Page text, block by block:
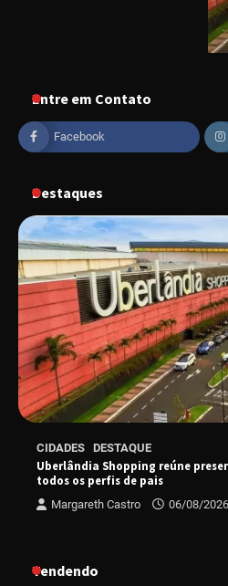
Entre em Contato
Facebook
Destaques
CIDADES DESTAQUE
Uberlândia Shopping reúne
todos os perfis de pais
Margareth Castro 06/08/2026
Tendendo
“Vem pra Praça!”
gastronomia de
evento gratuito
“Uma prosa de
conversa com o
espetáculo
“Tom na
sucesso absoluto